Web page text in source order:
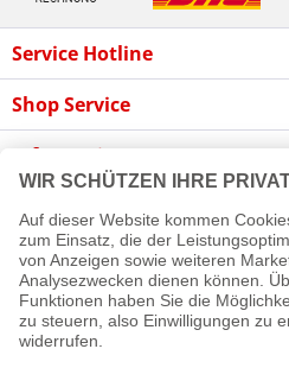
Service Hotline
Shop Service
Informationen
Cookie-Einstellungen Newsletter
Versand und